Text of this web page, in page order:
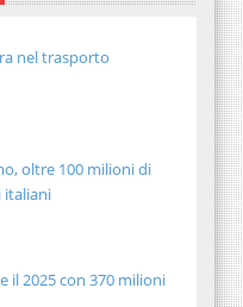
nel trasporto
oltre 100 milioni di
italiani
il 2025 con 370 milioni